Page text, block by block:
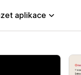
aplikace